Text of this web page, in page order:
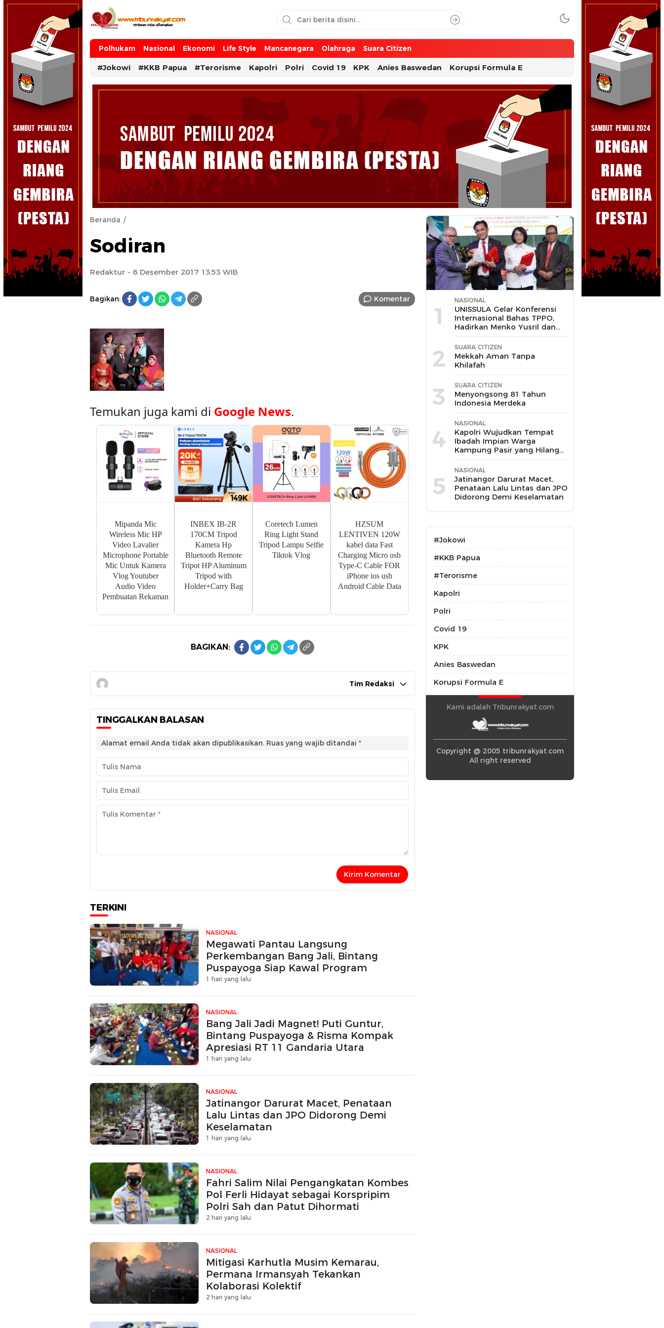
Tribun Rakyat
Tulus – Terdepan – Diharapkan
Polhukam Nasional Ekonomi Life Style Mancanegara Olahraga Suara Citizen
#Jokowi #KKB Papua #Terorisme Kapolri Polri Covid 19 KPK Anies Baswedan Korupsi Formula E
Beranda
Sodiran
Redaktur - 6 Desember 2017 13:53 WIB
Bagikan: Komentar
Temukan juga kami di Google News.
Mipanda Mic
Wireless Mic HP
Video Lavalier
Microphone Portable
Mic Untuk Kamera
Vlog Youtuber
Audio Video
Pembuatan Rekaman
INBEX IB-2R
170CM Tripod
Kamera Hp
Bluetooth Remote
Tripot HP Aluminum
Tripod with
Holder+Carry Bag
Coretech Lumen
Ring Light Stand
Tripod Lampu Selfie
Tiktok Vlog
HZSUM
LENTIVEN 120W
kabel data Fast
Charging Micro usb
Type-C Cable FOR
iPhone ios usb
Android Cable Data
BAGIKAN:
Tim Redaksi
TINGGALKAN BALASAN
Alamat email Anda tidak akan dipublikasikan. Ruas yang wajib ditandai *
TERKINI
NASIONAL
Megawati Pantau Langsung
Perkembangan Bang Jali, Bintang
Puspayoga Siap Kawal Program
1 hari yang lalu
NASIONAL
Bang Jali Jadi Magnet! Puti Guntur,
Bintang Puspayoga & Risma Kompak
Apresiasi RT 11 Gandaria Utara
1 hari yang lalu
NASIONAL
Jatinangor Darurat Macet, Penataan
Lalu Lintas dan JPO Didorong Demi
Keselamatan
1 hari yang lalu
NASIONAL
Fahri Salim Nilai Pengangkatan Kombes
Pol Ferli Hidayat sebagai Korspripim
Polri Sah dan Patut Dihormati
2 hari yang lalu
NASIONAL
Mitigasi Karhutla Musim Kemarau,
Permana Irmansyah Tekankan
Kolaborasi Kolektif
2 hari yang lalu
1
NASIONAL
UNISSULA Gelar Konferensi
Internasional Bahas TPPO,
Hadirkan Menko Yusril dan
Wakapolri
2 SUARA CITIZEN
Mekkah Aman Tanpa
Khilafah
3 SUARA CITIZEN
Menyongsong 81 Tahun
Indonesia Merdeka
4
NASIONAL
Kapolri Wujudkan Tempat
Ibadah Impian Warga
Kampung Pasir yang Hilang
Selama 10 Tahun
5
NASIONAL
Jatinangor Darurat Macet,
Penataan Lalu Lintas dan JPO
Didorong Demi Keselamatan
#Jokowi
#KKB Papua
#Terorisme
Kapolri
Polri
Covid 19
KPK
Anies Baswedan
Korupsi Formula E
Kami adalah Tribunrakyat.com
Copyright @ 2005 tribunrakyat.com
All right reserved